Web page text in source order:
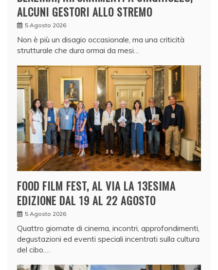
ALCUNI GESTORI ALLO STREMO
5 Agosto 2026
Non è più un disagio occasionale, ma una criticità
strutturale che dura ormai da mesi…
FOOD FILM FEST, AL VIA LA 13ESIMA
EDIZIONE DAL 19 AL 22 AGOSTO
5 Agosto 2026
Quattro giornate di cinema, incontri, approfondimenti,
degustazioni ed eventi speciali incentrati sulla cultura
del cibo.…